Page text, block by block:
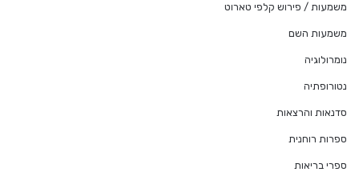
משמעות / פירוש קלפי טארוט
משמעות השם
נומרולוגיה
נטורופתיה
סדנאות והרצאות
ספרות רוחנית
ספרי בריאות